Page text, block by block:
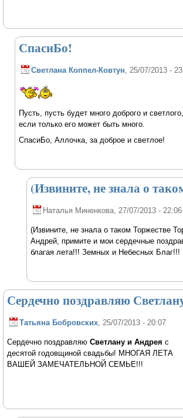
СпасиБо!
Светлана Коппел-Ковтун , 25/07/2013 -
Пусть, пусть будет много доброго и светлого,
если только его может быть много.
СпасиБо, Аллочка, за доброе и светлое!
(Извините, не знала о
Наталья Миненкова, 27/07/2013 - 22:06
(Извините, не знала о таком Торжестве
Андрей, примите и мои сердечные
благая лета!!! Земных и Небесных Благ!!!
Сердечно поздравляю
Татьяна Бобровских , 25/07/2013 - 20:07
Сердечно поздравляюСветлану и Андрея с
десятой годовщиной свадьбы! МНОГАЯ ЛЕТА
ВАШЕЙ ЗАМЕЧАТЕЛЬНОЙ СЕМЬЕ!!!